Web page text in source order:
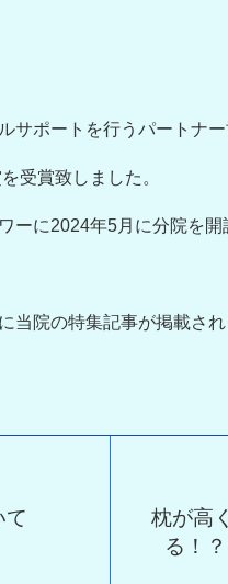
サポートを行うパートナー
受賞致しました。
ーに2024年5月に分院を開
当院の特集記事が掲載され
て
枕が高
る！